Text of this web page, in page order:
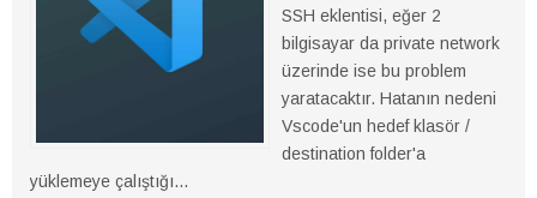
SSH eklentisi, eğer 2
bilgisayar da private network
üzerinde ise bu problem
yaratacaktır. Hatanın nedeni
Vscode'un hedef klasör /
destination folder'a
yüklemeye çalıştığı...